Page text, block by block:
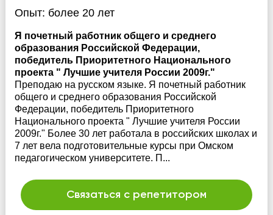
Опыт: более 20 лет
Я почетный работник общего и среднего
образования Российской Федерации,
победитель Приоритетного Национального
проекта " Лучшие учителя России 2009г."
Преподаю на русском языке. Я почетный работник
общего и среднего образования Российской
Федерации, победитель Приоритетного
Национального проекта " Лучшие учителя России
2009г." Более 30 лет работала в российских школах и
7 лет вела подготовительные курсы при Омском
педагогическом университете. П...
Связаться с репетитором